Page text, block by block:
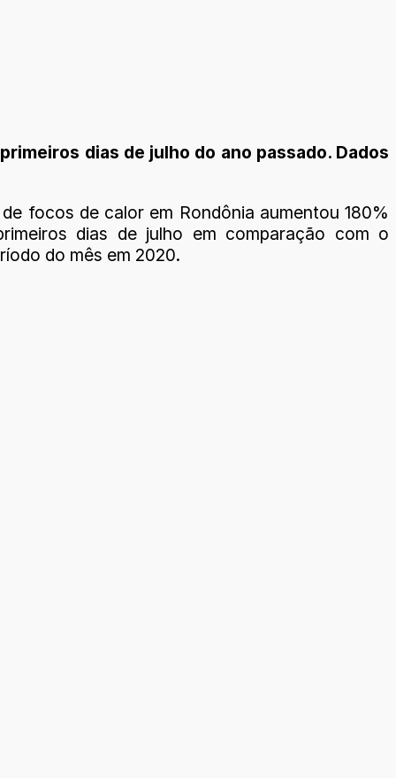
dias de julho do ano passado. Dados
focos de calor em Rondônia aumentou 180%
dias de julho em comparação com o
do mês em 2020.